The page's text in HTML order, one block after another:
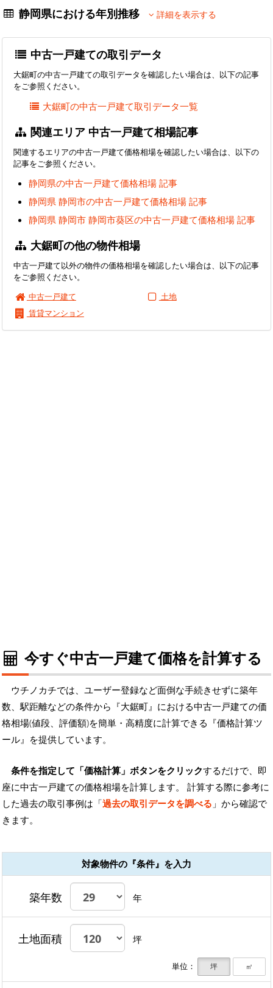
静岡県における年別推移 詳細を表示する
中古一戸建ての取引データ
大鋸町の中古一戸建ての取引データを確認したい場合は、以下の記事
をご参照ください。
大鋸町の中古一戸建て取引データ一覧
関連エリア 中古一戸建て相場記事
関連するエリアの中古一戸建て価格相場を確認したい場合は、以下の
記事をご参照ください。
静岡県の中古一戸建て価格相場 記事
静岡県 静岡市の中古一戸建て価格相場 記事
静岡県 静岡市 静岡市葵区の中古一戸建て価格相場 記事
大鋸町の他の物件相場
中古一戸建て以外の物件の価格相場を確認したい場合は、以下の記事
をご参照ください。
中古一戸建て
土地
賃貸マンション
今すぐ中古一戸建て価格を計算する
ウチノカチでは、ユーザー登録など面倒な手続きせずに築年
数、駅距離などの条件から『大鋸町』における中古一戸建ての価
格相場(値段、評価額)を簡単・高精度に計算できる『価格計算ツ
ール』を提供しています。
条件を指定して「価格計算」ボタンをクリックするだけで、即
座に中古一戸建ての価格相場を計算します。 計算する際に参考に
した過去の取引事例は「過去の取引データを調べる 」から確認で
きます。
対象物件の『条件』を入力
築年数 年
土地面積 坪
単位： 坪 ㎡